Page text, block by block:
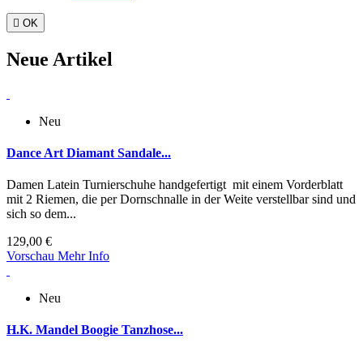
 OK
Neue Artikel
Neu
Dance Art Diamant Sandale...
Damen Latein Turnierschuhe handgefertigt mit einem Vorderblatt
mit 2 Riemen, die per Dornschnalle in der Weite verstellbar sind und
sich so dem...
129,00 €
Vorschau Mehr Info
Neu
H.K. Mandel Boogie Tanzhose...